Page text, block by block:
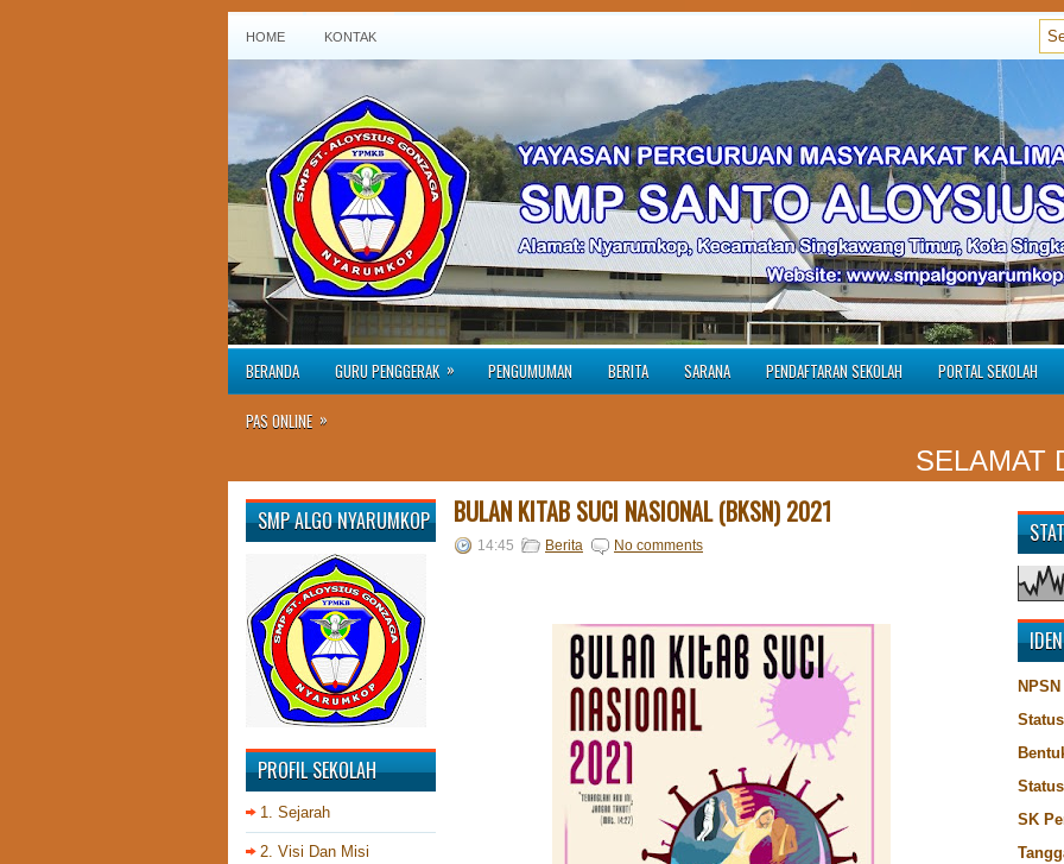
HOME KONTAK
BERANDA GURU PENGGERAK » PENGUMUMAN BERITA SARANA PENDAFTARAN SEKOLAH PORTAL SEKOLAH
PAS ONLINE »
SELAMAT
SMP ALGO NYARUMKOP
PROFIL SEKOLAH
1. Sejarah
2. Visi Dan Misi
BULAN KITAB SUCI NASIONAL (BKSN) 2021
14:45 Berita No comments
NPSN
SK